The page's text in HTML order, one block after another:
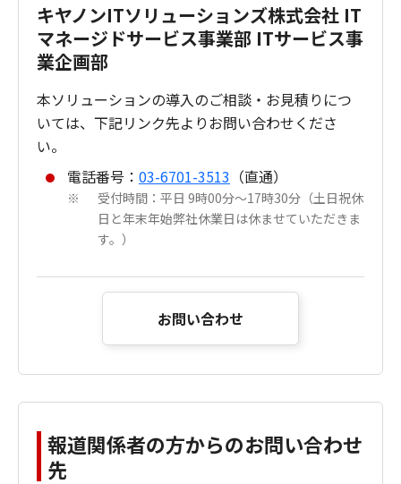
キヤノンITソリューションズ株式会社 IT
マネージドサービス事業部 ITサービス事
業企画部
本ソリューションの導入のご相談・お見積りにつ
いては、下記リンク先よりお問い合わせくださ
い。
電話番号： 03-6701-3513 （直通）
※
受付時間：平日 9時00分～17時30分（土日祝休
日と年末年始弊社休業日は休ませていただきま
す。）
お問い合わせ
報道関係者の方からのお問い合わせ
先